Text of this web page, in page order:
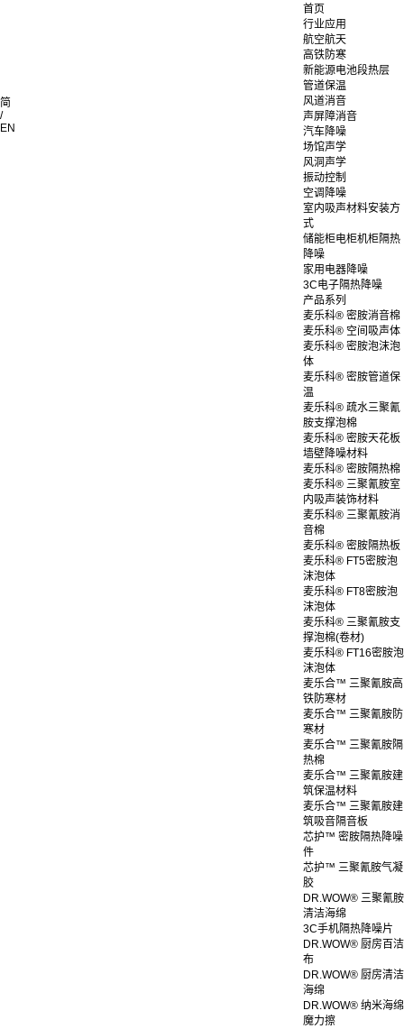
简
/
EN
首页
行业应用
航空航天
高铁防寒
新能源电池段热层
管道保温
风道消音
声屏障消音
汽车降噪
场馆声学
风洞声学
振动控制
空调降噪
室内吸声材料安装方
式
储能柜电柜机柜隔热
降噪
家用电器降噪
3C电子隔热降噪
产品系列
麦乐科® 密胺消音棉
麦乐科® 空间吸声体
麦乐科® 密胺泡沫泡
体
麦乐科® 密胺管道保
温
麦乐科® 疏水三聚氰
胺支撑泡棉
麦乐科® 密胺天花板
墙壁降噪材料
麦乐科® 密胺隔热棉
麦乐科® 三聚氰胺室
内吸声装饰材料
麦乐科® 三聚氰胺消
音棉
麦乐科® 密胺隔热板
麦乐科® FT5密胺泡
沫泡体
麦乐科® FT8密胺泡
沫泡体
麦乐科® 三聚氰胺支
撑泡棉(卷材)
麦乐科® FT16密胺泡
沫泡体
麦乐合™ 三聚氰胺高
铁防寒材
麦乐合™ 三聚氰胺防
寒材
麦乐合™ 三聚氰胺隔
热棉
麦乐合™ 三聚氰胺建
筑保温材料
麦乐合™ 三聚氰胺建
筑吸音隔音板
芯护™ 密胺隔热降噪
件
芯护™ 三聚氰胺气凝
胶
DR.WOW® 三聚氰胺
清洁海绵
3C手机隔热降噪片
DR.WOW® 厨房百洁
布
DR.WOW® 厨房清洁
海绵
DR.WOW® 纳米海绵
魔力擦